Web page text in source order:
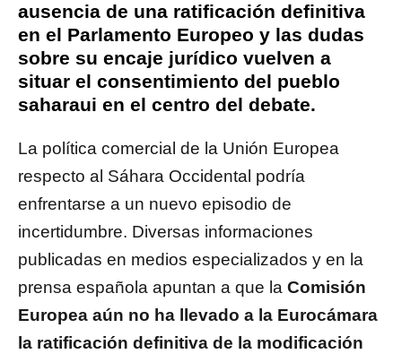
ausencia de una ratificación definitiva
en el Parlamento Europeo y las dudas
sobre su encaje jurídico vuelven a
situar el consentimiento del pueblo
saharaui en el centro del debate.
La política comercial de la Unión Europea
respecto al Sáhara Occidental podría
enfrentarse a un nuevo episodio de
incertidumbre. Diversas informaciones
publicadas en medios especializados y en la
prensa española apuntan a que la Comisión
Europea aún no ha llevado a la Eurocámara
la ratificación definitiva de la modificación